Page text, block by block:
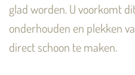
glad worden. U voorkomt
onderhouden en plekken
direct schoon te maken.